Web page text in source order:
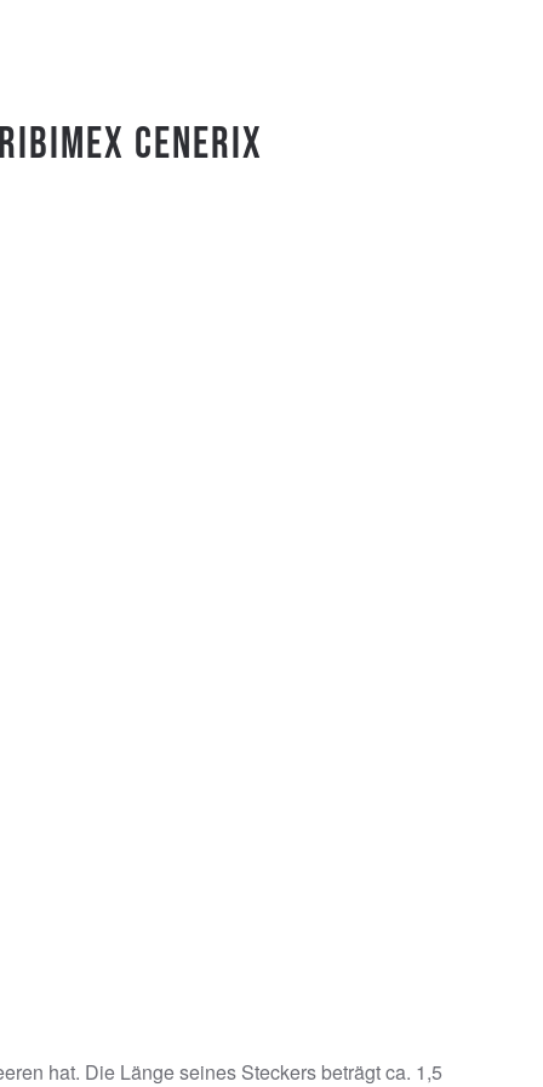
CENERIX
hat. Die Länge seines Steckers beträgt ca. 1,5